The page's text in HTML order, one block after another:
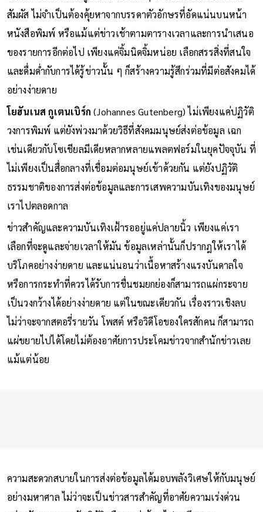
สัมผัส ไม่จำเป็นต้องคุ้ยหาจากบรรดาตัวอักษรที่อัดแน่นบนหน้า
หนังสือพิมพ์ หรือแม้แต่ข่าวเช้าตามตารางเวลาและการนำเสนอ
ของรายการอีกต่อไป เพียงแค่จิ้มนิดจิ้มหน่อย เลือกสรรสิ่งที่สนใจ
และดื่มด่ำกับการได้รู้ข่าวนั้น ๆ ก็สร้างความรู้สึกร่วมที่มีต่อสังคมได้
อย่างง่ายดาย
โยฮันเนส กูเตนเบิร์ก (Johannes Gutenberg) ไม่เพียงแค่ปฏิวัติ
วงการพิมพ์ แต่ยังพ่วงมาด้วยวิธีที่สังคมมนุษย์ส่งต่อข้อมูล เฉก
เช่นเดียวกับโซเชียลมีเดียหลากหลายแพลตฟอร์มในยุคปัจจุบัน ที่
ไม่เพียงเป็นสื่อกลางที่เชื่อมต่อมนุษย์เข้าด้วยกัน แต่ยังปฏิวัติ
ธรรมชาติของการส่งต่อข้อมูลและการเสพความบันเทิงของมนุษย์
เราไปตลอดกาล
ข่าวสำคัญและความบันเทิงเฝ้ารออยู่แค่ปลายนิ้ว เพียงแค่เรา
เลือกที่จะดูและจ่ายเวลาให้มัน ข้อมูลเหล่านั้นก็ปรากฎให้เราได้
บริโภคอย่างง่ายดาย และแน่นอนว่าเนื้อหาสร้างแรงบันดาลใจ
หรือการกระทำที่ควรได้รับการชื่นชมยกย่องก็สามารถแผ่กระจาย
เป็นวงกว้างได้อย่างง่ายดาย แต่ในขณะเดียวกัน เรื่องราวเชิงลบ
ไม่ว่าจะจากสตอรี่รายวัน โพสต์ หรือวิดีโอของใครสักคน ก็สามารถ
แผ่ขยายไปได้โดยไม่ต้องอาศัยการประโคมข่าวจากสำนักข่าวเลย
แม้แต่น้อย
ความสะดวกสบายในการส่งต่อข้อมูลได้มอบพลังวิเศษให้กับมนุษย์
อย่างมหาศาล ไม่ว่าจะเป็นข่าวสารสำคัญที่อาศัยความเร่งด่วน